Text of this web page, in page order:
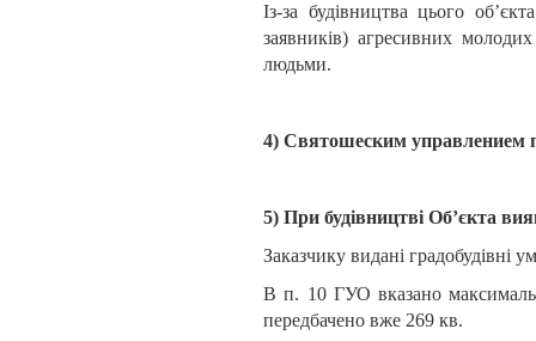
Із-за будівництва цього
заявників) агресивних
людьми.
4) Святошеским управлением
5) При будівництві Об’єкта
Заказчику видані градобудівні
В п. 10 ГУО вказано
передбачено вже 269 кв.